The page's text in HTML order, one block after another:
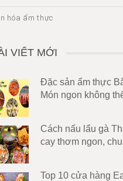
hóa ẩm thực
VIẾT MỚI
Đặc sản ẩm thực
Món ngon không
Cách nấu lẩu gà
cay thơm ngon,
Top 10 cửa hàng